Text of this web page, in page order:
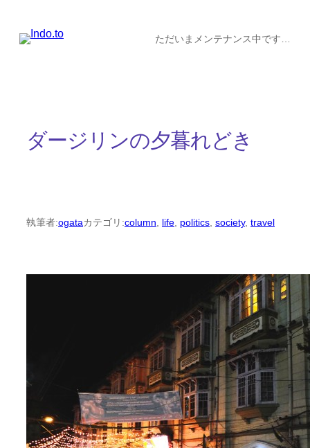
ただいまメンテナンス中です…
ダージリンの夕暮れどき
執筆者:ogataカテゴリ:column life politics society, travel